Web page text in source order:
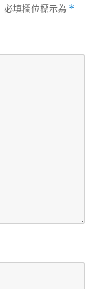
必填欄位標示為 *